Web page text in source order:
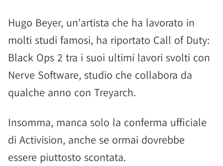
Hugo Beyer, un'artista che ha lavorato in
molti studi famosi, ha riportato Call of Duty:
Black Ops 2 tra i suoi ultimi lavori svolti con
Nerve Software, studio che collabora da
qualche anno con Treyarch.
Insomma, manca solo la conferma ufficiale
di Activision, anche se ormai dovrebbe
essere piuttosto scontata.